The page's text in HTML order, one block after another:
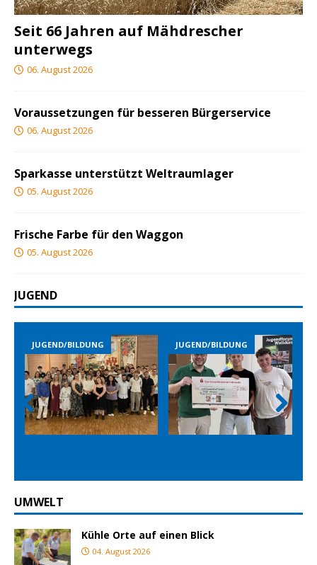
Seit 66 Jahren auf Mähdrescher
unterwegs
06. August 2026
Voraussetzungen für besseren Bürgerservice
06. August 2026
Sparkasse unterstützt Weltraumlager
05. August 2026
Frische Farbe für den Waggon
05. August 2026
JUGEND
BILDUNG JUGEND/BILDUNG JUGEND/
Prev
ious
Nex
t
UMWELT
Kühle Orte auf einen Blick
04. August 2026